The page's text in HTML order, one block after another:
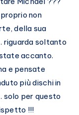
non
della sua
riguarda soltanto
accanto.
e pensate
più dischi in
solo per questo
!!!